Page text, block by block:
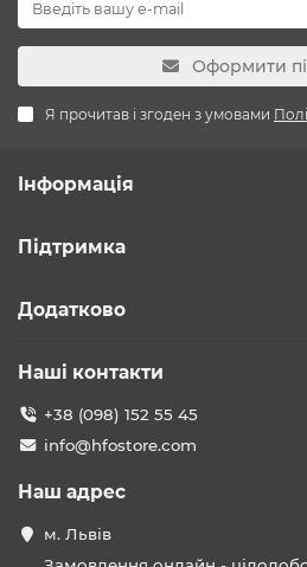
Оформити
Я прочитав і згоден з умовами
Інформація
Підтримка
Додатково
Наші контакти
+38 (098) 152 55 45
info@hfostore.com
Наш адрес
м. Львів